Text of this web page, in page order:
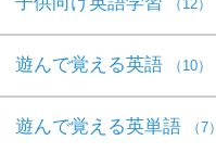
（12）
遊んで覚える英語 （10）
遊んで覚える英単語 （7）